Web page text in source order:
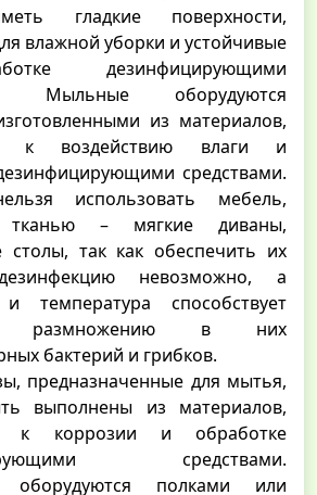
гладкие поверхности,
влажной уборки и устойчивые
дезинфицирующими
Мыльные оборудуются
из материалов,
к воздействию влаги и
средствами.
использовать мебель,
тканью – мягкие диваны,
столы, так как обеспечить их
невозможно, а
температура способствует
размножению в них
бактерий и грибков.
предназначенные для мытья,
выполнены из материалов,
к коррозии и обработке
средствами.
оборудуются полками или